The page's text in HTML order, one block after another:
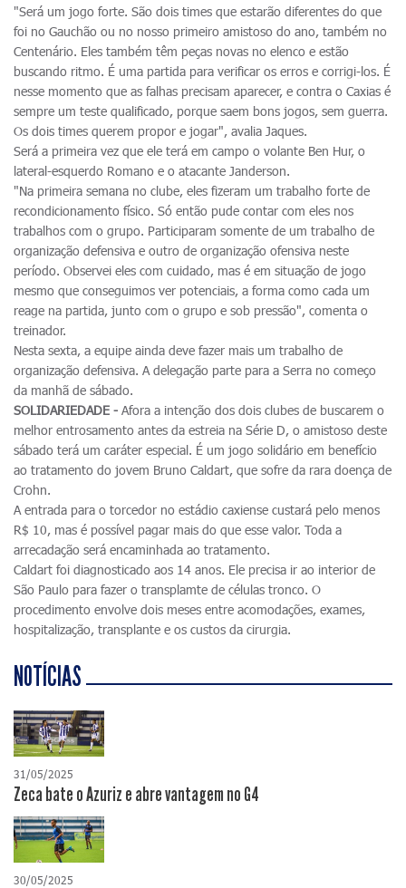
"Será um jogo forte. São dois times que estarão diferentes do que
foi no Gauchão ou no nosso primeiro amistoso do ano, também no
Centenário. Eles também têm peças novas no elenco e estão
buscando ritmo. É uma partida para verificar os erros e corrigi-los. É
nesse momento que as falhas precisam aparecer, e contra o Caxias é
sempre um teste qualificado, porque saem bons jogos, sem guerra.
Os dois times querem propor e jogar", avalia Jaques.
Será a primeira vez que ele terá em campo o volante Ben Hur, o
lateral-esquerdo Romano e o atacante Janderson.
"Na primeira semana no clube, eles fizeram um trabalho forte de
recondicionamento físico. Só então pude contar com eles nos
trabalhos com o grupo. Participaram somente de um trabalho de
organização defensiva e outro de organização ofensiva neste
período. Observei eles com cuidado, mas é em situação de jogo
mesmo que conseguimos ver potenciais, a forma como cada um
reage na partida, junto com o grupo e sob pressão", comenta o
treinador.
Nesta sexta, a equipe ainda deve fazer mais um trabalho de
organização defensiva. A delegação parte para a Serra no começo
da manhã de sábado.
SOLIDARIEDADE - Afora a intenção dos dois clubes de buscarem o
melhor entrosamento antes da estreia na Série D, o amistoso deste
sábado terá um caráter especial. É um jogo solidário em benefício
ao tratamento do jovem Bruno Caldart, que sofre da rara doença de
Crohn.
A entrada para o torcedor no estádio caxiense custará pelo menos
R$ 10, mas é possível pagar mais do que esse valor. Toda a
arrecadação será encaminhada ao tratamento.
Caldart foi diagnosticado aos 14 anos. Ele precisa ir ao interior de
São Paulo para fazer o transplamte de células tronco. O
procedimento envolve dois meses entre acomodações, exames,
hospitalização, transplante e os custos da cirurgia.
NOTÍCIAS
31/05/2025
Zeca bate o Azuriz e abre vantagem no G4
30/05/2025